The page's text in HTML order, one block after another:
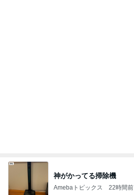
神がかってる掃除機
Amebaトピックス 22時間前